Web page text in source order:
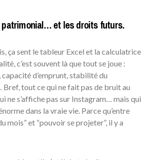
patrimonial… et les droits futurs.
ça sent le tableur Excel et la calculatrice
c’est souvent là que tout se joue :
capacité d’emprunt, stabilité du
tout ce qui ne fait pas de bruit au
ne s’affiche pas sur Instagram… mais qui
dans la vraie vie. Parce qu’entre
mois” et “pouvoir se projeter”, il y a